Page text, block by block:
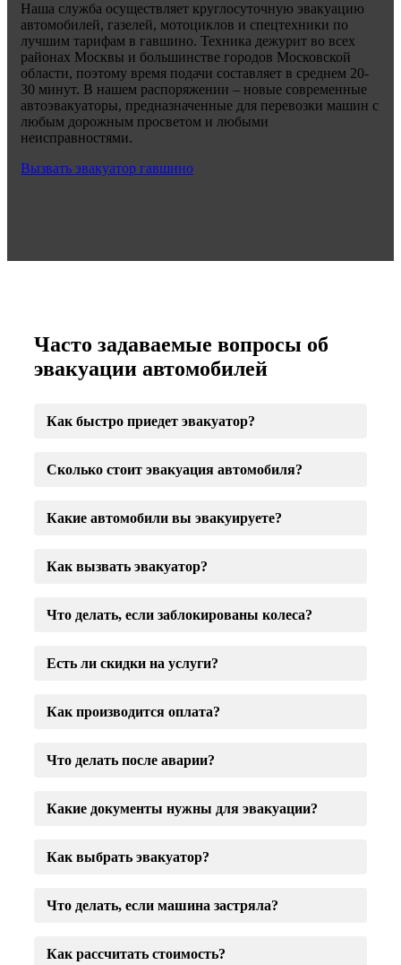
Наша служба осуществляет круглосуточную эвакуацию
автомобилей, газелей, мотоциклов и спецтехники по
лучшим тарифам в гавшино. Техника дежурит во всех
районах Москвы и большинстве городов Московской
области, поэтому время подачи составляет в среднем 20-
30 минут. В нашем распоряжении – новые современные
автоэвакуаторы, предназначенные для перевозки машин с
любым дорожным просветом и любыми
неисправностями.
Вызвать эвакуатор гавшино
Часто задаваемые вопросы об
эвакуации автомобилей
Как быстро приедет эвакуатор?
Сколько стоит эвакуация автомобиля?
Какие автомобили вы эвакуируете?
Как вызвать эвакуатор?
Что делать, если заблокированы колеса?
Есть ли скидки на услуги?
Как производится оплата?
Что делать после аварии?
Какие документы нужны для эвакуации?
Как выбрать эвакуатор?
Что делать, если машина застряла?
Как рассчитать стоимость?